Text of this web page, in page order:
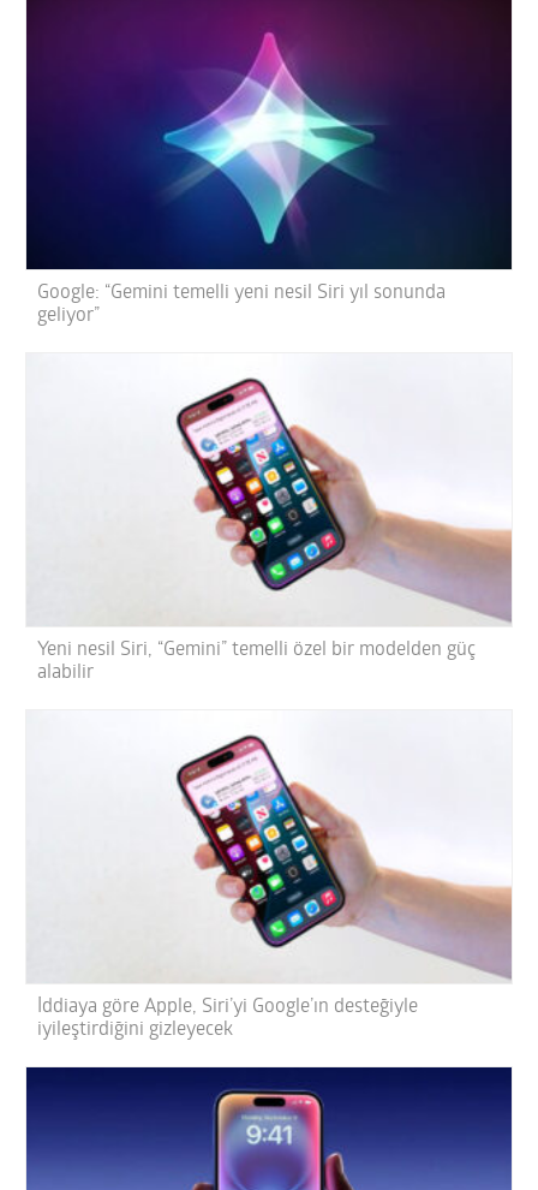
Google: “Gemini temelli yeni nesil Siri yıl sonunda
geliyor”
Yeni nesil Siri, “Gemini” temelli özel bir modelden güç
alabilir
İddiaya göre Apple, Siri’yi Google’ın desteğiyle
iyileştirdiğini gizleyecek